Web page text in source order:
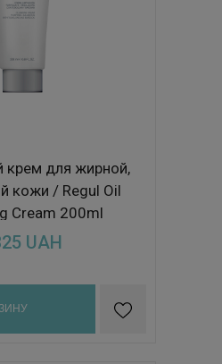
для жирной,
кожи / Regul Oil
Cream 200ml
UAH